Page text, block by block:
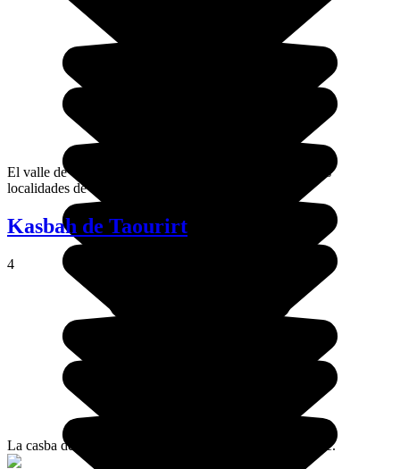
El valle de Tazegzaoute se sitúa en el Anti-Atlas, entre las
localidades de Tarudant y Tafraut.
Kasbah de Taourirt
4
La casba de Taourirt es un atractivo turístico de Uarzazate.